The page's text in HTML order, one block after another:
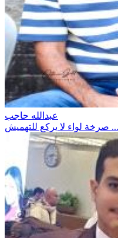
عبدالله حاجب
... صرخة لواء لا يركع للتهميش